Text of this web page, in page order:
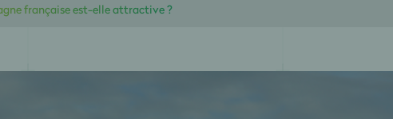
française est-elle attractive ?